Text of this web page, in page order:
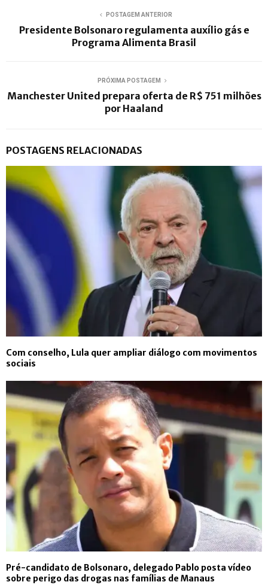
POSTAGEM ANTERIOR
Presidente Bolsonaro regulamenta auxílio gás e
Programa Alimenta Brasil
PRÓXIMA POSTAGEM
Manchester United prepara oferta de R$ 751 milhões
por Haaland
POSTAGENS RELACIONADAS
Com conselho, Lula quer ampliar diálogo com movimentos
sociais
Pré-candidato de Bolsonaro, delegado Pablo posta vídeo
sobre perigo das drogas nas famílias de Manaus